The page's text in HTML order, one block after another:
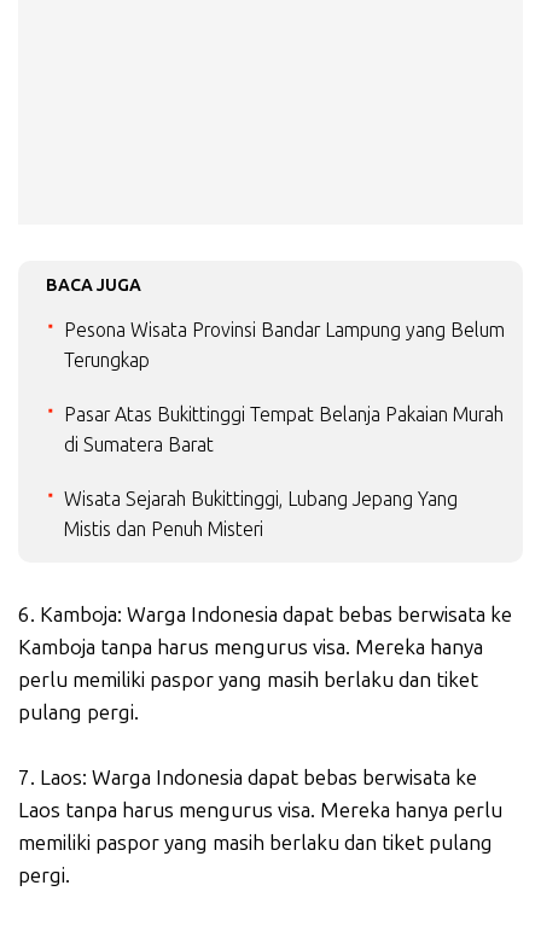
BACA JUGA
Pesona Wisata Provinsi Bandar Lampung yang Belum
Terungkap
Pasar Atas Bukittinggi Tempat Belanja Pakaian Murah
di Sumatera Barat
Wisata Sejarah Bukittinggi, Lubang Jepang Yang
Mistis dan Penuh Misteri
6. Kamboja: Warga Indonesia dapat bebas berwisata ke
Kamboja tanpa harus mengurus visa. Mereka hanya
perlu memiliki paspor yang masih berlaku dan tiket
pulang pergi.
7. Laos: Warga Indonesia dapat bebas berwisata ke
Laos tanpa harus mengurus visa. Mereka hanya perlu
memiliki paspor yang masih berlaku dan tiket pulang
pergi.